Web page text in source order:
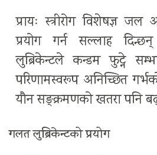
प्रायः स्त्रीरोग विशेषज्ञ जल
प्रयोग गर्न सल्लाह
लुब्रिकेन्टले कन्डम फुट्ने
परिणामस्वरूप अनिच्छित
यौन सङ्क्रमणको खतरा पनि
गलत लुब्रिकेन्टको प्रयोग